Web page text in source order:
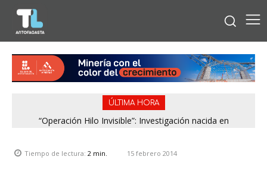
ÚLTIMA HORA
“Operación Hilo Invisible”: Investigación nacida en
Tiempo de lectura: 2 min. 15 febrero 2014